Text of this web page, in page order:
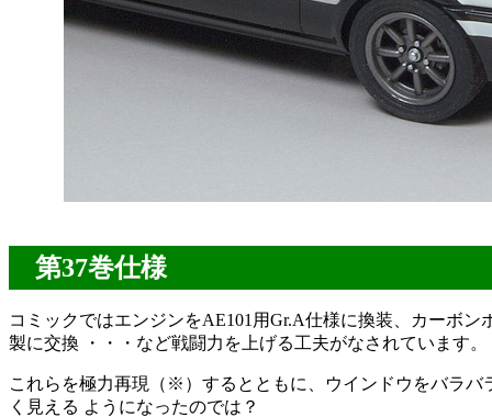
第37巻仕様
コミックではエンジンをAE101用Gr.A仕様に換装、カーボ
製に交換 ・・・など戦闘力を上げる工夫がなされています。
これらを極力再現（※）するとともに、ウインドウをバラ
く見える ようになったのでは？